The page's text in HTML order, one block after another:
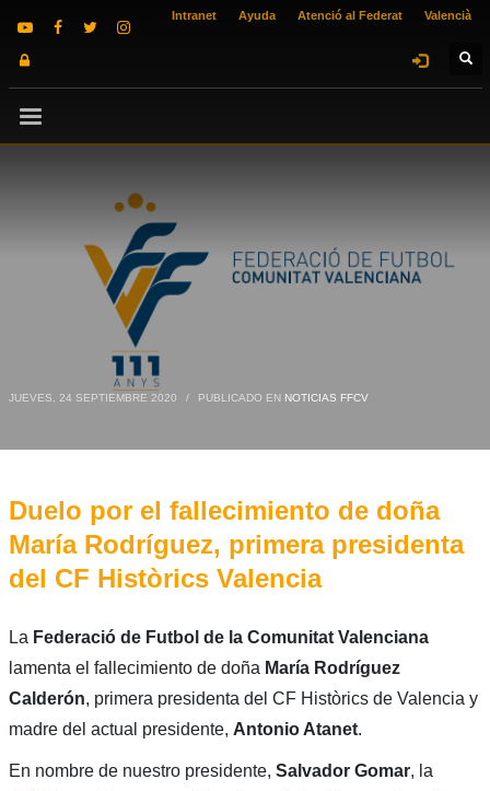
Intranet Ayuda Atenció al Federat Valencià
JUEVES, 24 SEPTIEMBRE 2020 / PUBLICADO EN NOTICIAS FFCV
Duelo por el fallecimiento de doña
María Rodríguez, primera presidenta
del CF Històrics Valencia
La Federació de Futbol de la Comunitat Valenciana
lamenta el fallecimiento de doña María Rodríguez
Calderón, primera presidenta del CF Històrics de Valencia y
madre del actual presidente, Antonio Atanet.
En nombre de nuestro presidente, Salvador Gomar, la